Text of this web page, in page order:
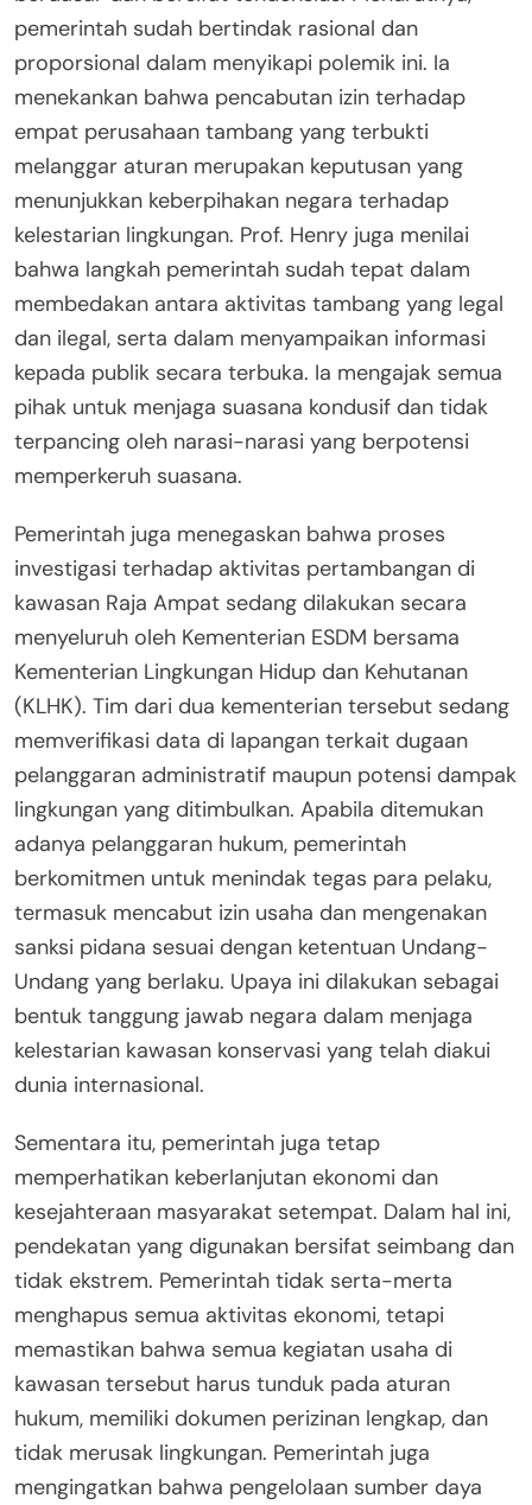
pemerintah sudah bertindak rasional dan
proporsional dalam menyikapi polemik ini. Ia
menekankan bahwa pencabutan izin terhadap
empat perusahaan tambang yang terbukti
melanggar aturan merupakan keputusan yang
menunjukkan keberpihakan negara terhadap
kelestarian lingkungan. Prof. Henry juga menilai
bahwa langkah pemerintah sudah tepat dalam
membedakan antara aktivitas tambang yang legal
dan ilegal, serta dalam menyampaikan informasi
kepada publik secara terbuka. Ia mengajak semua
pihak untuk menjaga suasana kondusif dan tidak
terpancing oleh narasi-narasi yang berpotensi
memperkeruh suasana.
Pemerintah juga menegaskan bahwa proses
investigasi terhadap aktivitas pertambangan di
kawasan Raja Ampat sedang dilakukan secara
menyeluruh oleh Kementerian ESDM bersama
Kementerian Lingkungan Hidup dan Kehutanan
(KLHK). Tim dari dua kementerian tersebut sedang
memverifikasi data di lapangan terkait dugaan
pelanggaran administratif maupun potensi dampak
lingkungan yang ditimbulkan. Apabila ditemukan
adanya pelanggaran hukum, pemerintah
berkomitmen untuk menindak tegas para pelaku,
termasuk mencabut izin usaha dan mengenakan
sanksi pidana sesuai dengan ketentuan Undang-
Undang yang berlaku. Upaya ini dilakukan sebagai
bentuk tanggung jawab negara dalam menjaga
kelestarian kawasan konservasi yang telah diakui
dunia internasional.
Sementara itu, pemerintah juga tetap
memperhatikan keberlanjutan ekonomi dan
kesejahteraan masyarakat setempat. Dalam hal ini,
pendekatan yang digunakan bersifat seimbang dan
tidak ekstrem. Pemerintah tidak serta-merta
menghapus semua aktivitas ekonomi, tetapi
memastikan bahwa semua kegiatan usaha di
kawasan tersebut harus tunduk pada aturan
hukum, memiliki dokumen perizinan lengkap, dan
tidak merusak lingkungan. Pemerintah juga
mengingatkan bahwa pengelolaan sumber daya